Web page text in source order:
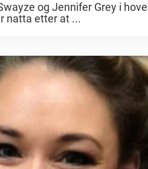
og Jennifer Grey i
natta etter at ...